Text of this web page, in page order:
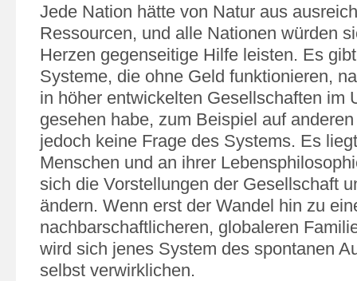
Jede Nation hätte von Natur aus
Ressourcen, und alle Nationen würden
Herzen gegenseitige Hilfe leisten. Es
Systeme, die ohne Geld funktionieren,
in höher entwickelten Gesellschaften im
gesehen habe, zum Beispiel auf
jedoch keine Frage des Systems. Es
Menschen und an ihrer
sich die Vorstellungen der Gesellschaft
ändern. Wenn erst der Wandel hin zu
nachbarschaftlicheren, globaleren
wird sich jenes System des spontanen
selbst verwirklichen.